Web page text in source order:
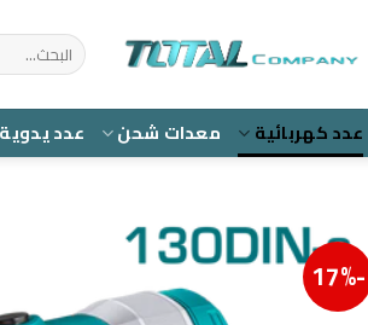
البحث
عن:
عدد كهربائية معدات شحن عدد يدوية
-17%